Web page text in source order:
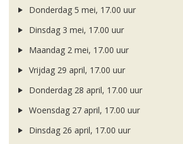
Donderdag 5 mei, 17.00 uur
Dinsdag 3 mei, 17.00 uur
Maandag 2 mei, 17.00 uur
Vrijdag 29 april, 17.00 uur
Donderdag 28 april, 17.00 uur
Woensdag 27 april, 17.00 uur
Dinsdag 26 april, 17.00 uur